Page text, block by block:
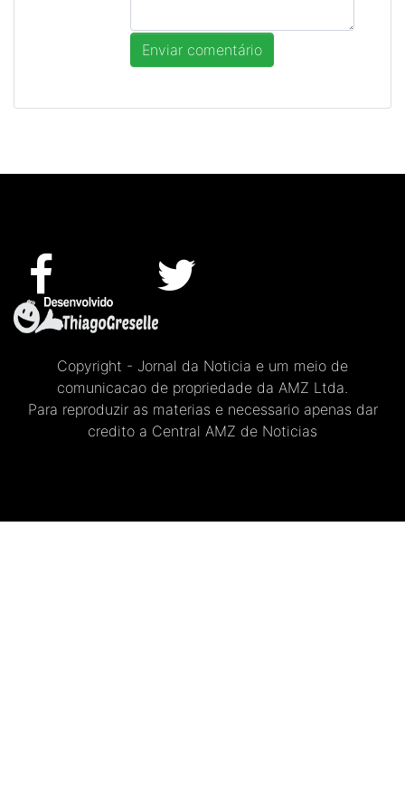
Copyright - Jornal da Noticia e um meio de
comunicacao de propriedade da AMZ Ltda.
Para reproduzir as materias e necessario apenas dar
credito a Central AMZ de Noticias